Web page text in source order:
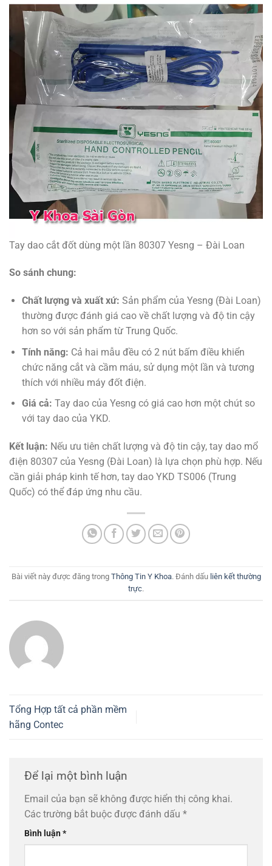
Tay dao cắt đốt dùng một lần 80307 Yesng – Đài Loan
So sánh chung:
Chất lượng và xuất xứ: Sản phẩm của Yesng (Đài Loan)
thường được đánh giá cao về chất lượng và độ tin cậy
hơn so với sản phẩm từ Trung Quốc.
Tính năng: Cả hai mẫu đều có 2 nút bấm điều khiển
chức năng cắt và cầm máu, sử dụng một lần và tương
thích với nhiều máy đốt điện.
Giá cả: Tay dao của Yesng có giá cao hơn một chút so
với tay dao của YKD.
Kết luận: Nếu ưu tiên chất lượng và độ tin cậy, tay dao mổ
điện 80307 của Yesng (Đài Loan) là lựa chọn phù hợp. Nếu
cần giải pháp kinh tế hơn, tay dao YKD TS006 (Trung
Quốc) có thể đáp ứng nhu cầu.
Bài viết này được đăng trong Thông Tin Y Khoa. Đánh dấu liên kết thường
trực.
Tổng Hợp tất cả phần mềm
hãng Contec
Để lại một bình luận
Email của bạn sẽ không được hiển thị công khai.
Các trường bắt buộc được đánh dấu *
Bình luận*